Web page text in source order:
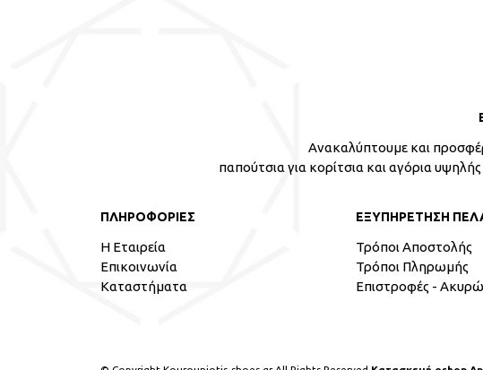
Ανακαλύπτουμε και
παπούτσια για κορίτσια και αγόρια
ΠΛΗΡΟΦΟΡΙΕΣ
Η Εταιρεία
Επικοινωνία
Καταστήματα
ΕΞΥΠΗΡΕΤΗΣΗ
Τρόποι Αποστολής
Τρόποι Πληρωμής
Επιστροφές -